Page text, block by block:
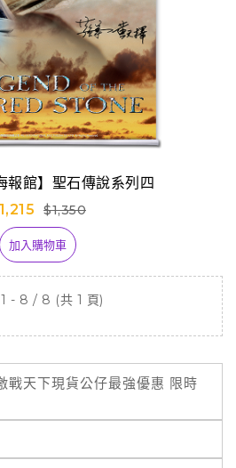
報館】聖石傳說系列四
$1,350
加入購物車
- 8 / 8 (共 1 頁)
戰天下現貨公仔最強優惠 限時